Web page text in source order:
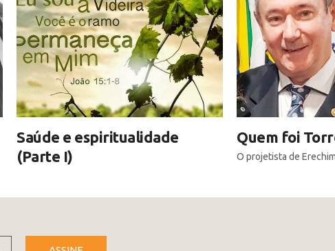
Saúde e espiritualidade
(Parte I)
Quem foi
O projetista de Erechim